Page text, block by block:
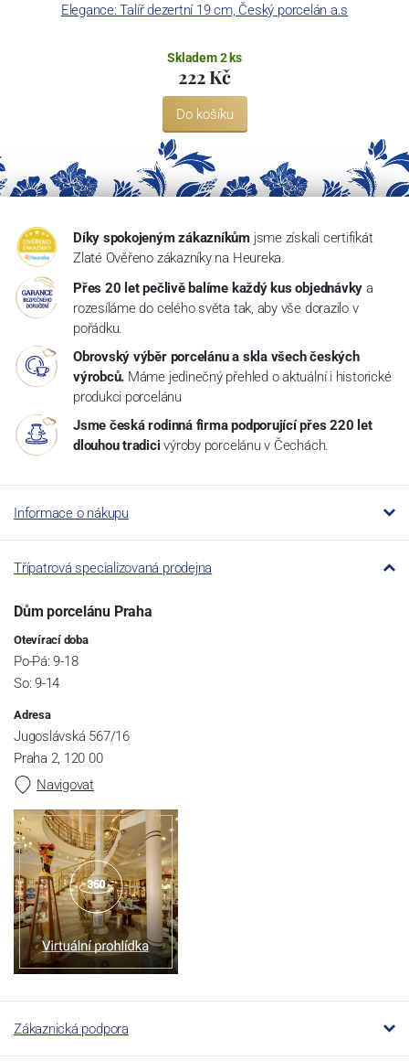
Elegance: Talíř dezertní 19 cm, Český porcelán a.s
Skladem 2 ks
222 Kč
Do košíku
Díky spokojeným zákazníkům jsme získali certifikát
Zlaté Ověřeno zákazníky na Heureka.
Přes 20 let pečlivě balíme každý kus objednávky a
rozesíláme do celého světa tak, aby vše dorazilo v
pořádku.
Obrovský výběr porcelánu a skla všech českých
výrobců. Máme jedinečný přehled o aktuální i historické
produkci porcelánu
Jsme česká rodinná firma podporující přes 220 let
dlouhou tradici výroby porcelánu v Čechách.
Informace o nákupu
Třípatrová specializovaná prodejna
Dům porcelánu Praha
Otevírací doba
Po-Pá: 9-18
So: 9-14
Adresa
Jugoslávská 567/16
Praha 2, 120 00
Navigovat
Zákaznická podpora